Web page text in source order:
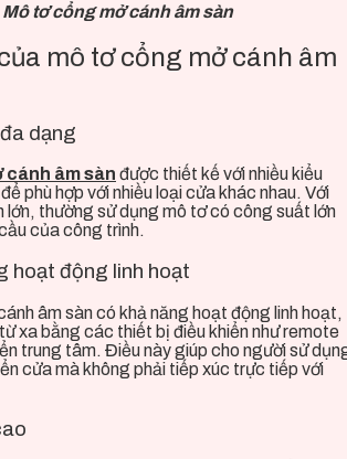
Mô tơ cổng mở cánh âm sàn
mô tơ cổng mở cánh âm
dạng
cánh âm sàn được thiết kế với nhiều kiểu
phù hợp với nhiều loại cửa khác nhau. Với
lớn, thường sử dụng mô tơ có công suất lớn
của công trình.
hoạt động linh hoạt
âm sàn có khả năng hoạt động linh hoạt,
xa bằng các thiết bị điều khiển như remote
trung tâm. Điều này giúp cho người sử
cửa mà không phải tiếp xúc trực tiếp với